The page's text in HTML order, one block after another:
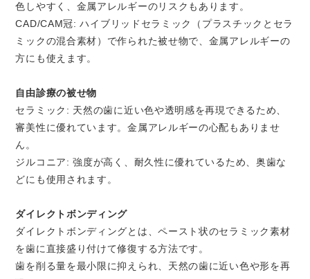
色しやすく、金属アレルギーのリスクもあります。
CAD/CAM冠: ハイブリッドセラミック（プラスチックとセラ
ミックの混合素材）で作られた被せ物で、金属アレルギーの
方にも使えます。
自由診療の被せ物
セラミック: 天然の歯に近い色や透明感を再現できるため、
審美性に優れています。金属アレルギーの心配もありませ
ん。
ジルコニア: 強度が高く、耐久性に優れているため、奥歯な
どにも使用されます。
ダイレクトボンディング
ダイレクトボンディングとは、ペースト状のセラミック素材
を歯に直接盛り付けて修復する方法です。
歯を削る量を最小限に抑えられ、天然の歯に近い色や形を再